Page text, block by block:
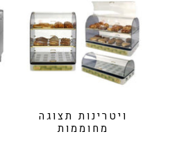
ויטרינות תצוגה
מחוממות